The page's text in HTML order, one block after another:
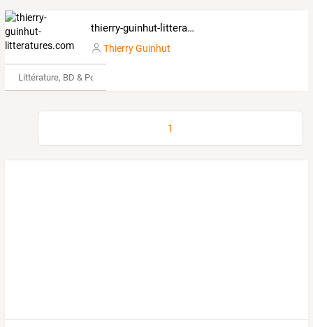
thierry-guinhut-litteratures.com
Thierry Guinhut
Littérature, BD & Poésie
1